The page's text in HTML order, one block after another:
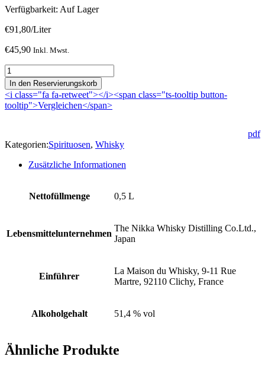
Verfügbarkeit: Auf Lager
€91,80/Liter
€45,90 Inkl. Mwst.
Nikka
Whisky
from
the
Barrel
In den Reservierungskorb
<i class="fa fa-retweet"></i><span class="ts-tooltip button-
tooltip">Vergleichen</span>
pdf
Kategorien:Spirituosen, Whisky
Zusätzliche Informationen
Nettofüllmenge 0,5 L
Lebensmittelunternehmen
The Nikka Whisky Distilling Co.Ltd.,
Japan
Einführer
La Maison du Whisky, 9-11 Rue
Martre, 92110 Clichy, France
Alkoholgehalt 51,4 % vol
Ähnliche Produkte